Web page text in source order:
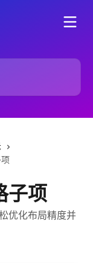
子项
优化布局精度并